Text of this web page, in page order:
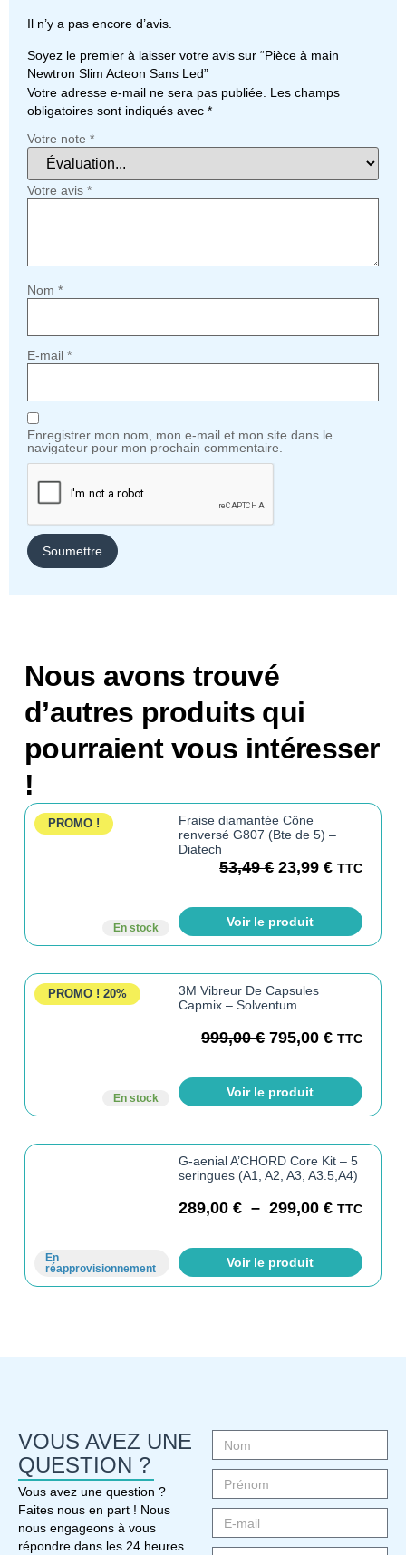
Il n’y a pas encore d’avis.
Soyez le premier à laisser votre avis sur “Pièce à main
Newtron Slim Acteon Sans Led”
Votre adresse e-mail ne sera pas publiée. Les champs
obligatoires sont indiqués avec *
Votre note *
Votre avis *
Nom *
E-mail *
Enregistrer mon nom, mon e-mail et mon site dans le
navigateur pour mon prochain commentaire.
Nous avons trouvé
d’autres produits qui
pourraient vous intéresser
!
PROMO !
En stock
Fraise diamantée Cône
renversé G807 (Bte de 5) –
Diatech
53,49€ 23,99€ TTC
Voir le produit
PROMO ! 20%
En stock
3M Vibreur De Capsules
Capmix – Solventum
999,00€ 795,00€ TTC
Voir le produit
En
réapprovisionnement
G-aenial A’CHORD Core Kit – 5
seringues (A1, A2, A3, A3.5,A4)
289,00€ – 299,00€ TTC
Voir le produit
VOUS AVEZ UNE
QUESTION ?
Vous avez une question ?
Faites nous en part ! Nous
nous engageons à vous
répondre dans les 24 heures.